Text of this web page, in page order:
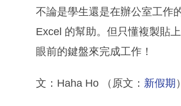
不論是學生還是在辦公室工作
Excel 的幫助。但只懂複製貼
眼前的鍵盤來完成工作！
文：Haha Ho （原文： 新假期 ）